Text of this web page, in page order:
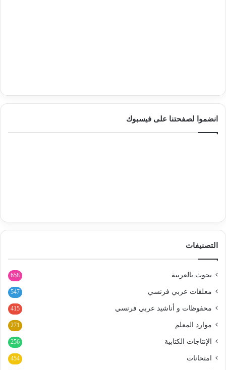
انضموا لصفحتنا على فيسبوك
التصنيفات
بحوث بالعربية 658
معلقات عربي فرنسي 547
محفوظات و أناشيد عربي فرنسي 415
موارد المعلم 271
الإنتاجات الكتابية 256
امتحانات 454